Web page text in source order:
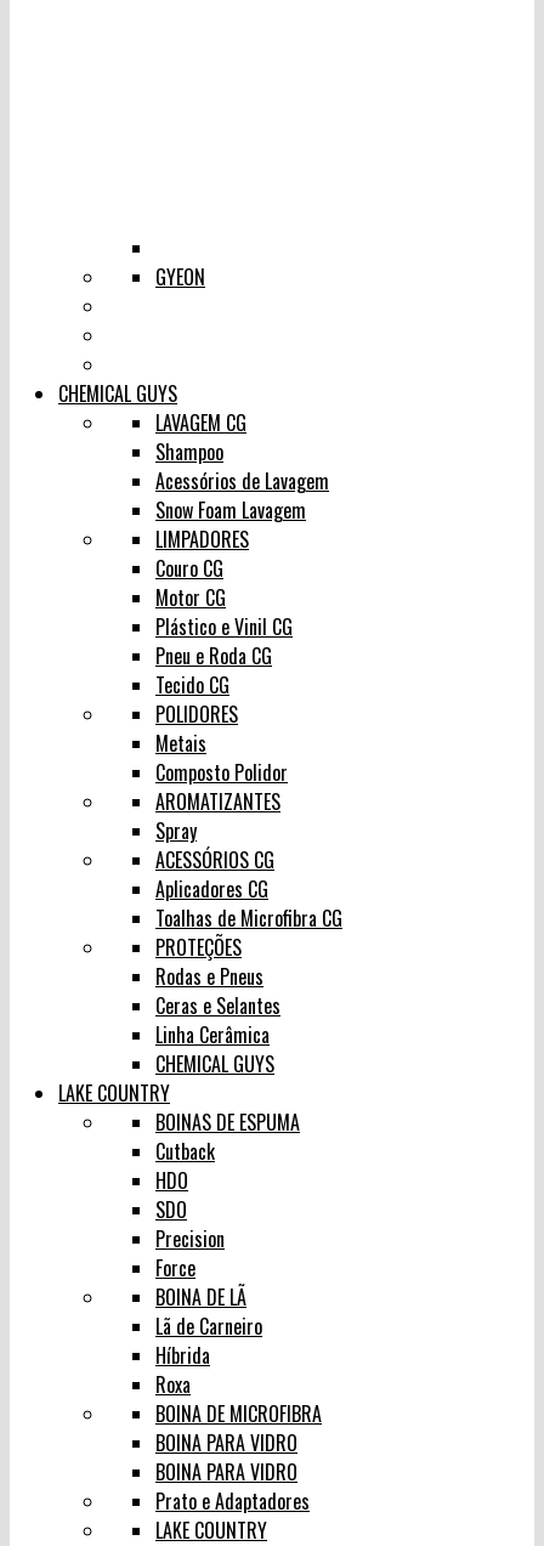
GYEON
CHEMICAL GUYS
LAVAGEM CG
Shampoo
Acessórios de Lavagem
Snow Foam Lavagem
LIMPADORES
Couro CG
Motor CG
Plástico e Vinil CG
Pneu e Roda CG
Tecido CG
POLIDORES
Metais
Composto Polidor
AROMATIZANTES
Spray
ACESSÓRIOS CG
Aplicadores CG
Toalhas de Microfibra CG
PROTEÇÕES
Rodas e Pneus
Ceras e Selantes
Linha Cerâmica
CHEMICAL GUYS
LAKE COUNTRY
BOINAS DE ESPUMA
Cutback
HDO
SDO
Precision
Force
BOINA DE LÃ
Lã de Carneiro
Híbrida
Roxa
BOINA DE MICROFIBRA
BOINA PARA VIDRO
BOINA PARA VIDRO
Prato e Adaptadores
LAKE COUNTRY